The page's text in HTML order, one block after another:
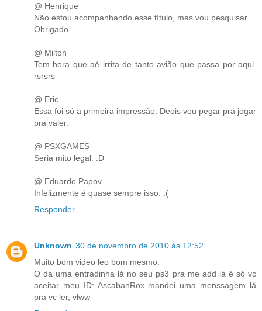
@ Henrique
Não estou acompanhando esse título, mas vou pesquisar.
Obrigado
@ Milton
Tem hora que aé irrita de tanto avião que passa por aqui.
rsrsrs
@ Eric
Essa foi só a primeira impressão. Deois vou pegar pra jogar
pra valer.
@ PSXGAMES
Seria mito legal. :D
@ Eduardo Papov
Infelizmente é quase sempre isso. :(
Responder
Unknown 30 de novembro de 2010 às 12:52
Muito bom video leo bom mesmo.
O da uma entradinha lá no seu ps3 pra me add lá é só vc
aceitar meu ID: AscabanRox mandei uma menssagem lá
pra vc ler, vlww